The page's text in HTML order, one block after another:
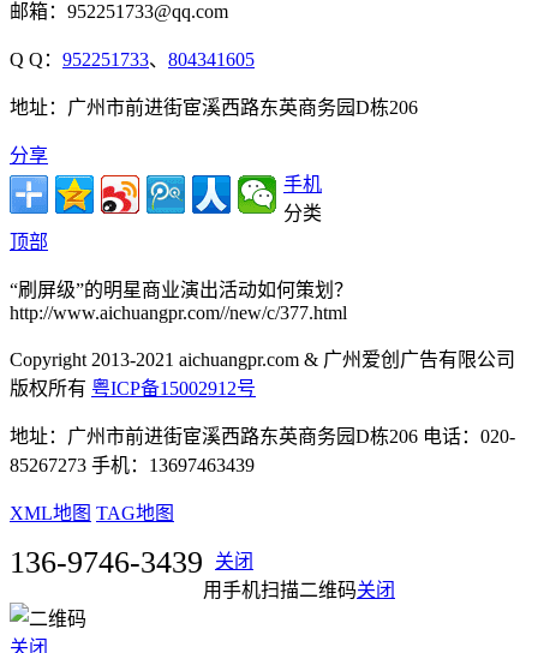
邮箱：952251733@qq.com
Q Q： 952251733、 804341605
地址：广州市前进街宦溪西路东英商务园D栋206
分享
手机
分类
顶部
“刷屏级”的明星商业演出活动如何策划？
http://www.aichuangpr.com//new/c/377.html
Copyright 2013-2021 aichuangpr.com & 广州爱创广告有限公司
版权所有 粤ICP备15002912号
地址：广州市前进街宦溪西路东英商务园D栋206 电话：020-
85267273 手机：13697463439
XML地图 TAG地图
136-9746-3439
关闭
用手机扫描二维码关闭
关闭